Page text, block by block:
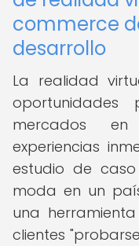
commerce
desarrollo
La realidad
mercados
experiencias
estudio de
moda en un
una
clientes